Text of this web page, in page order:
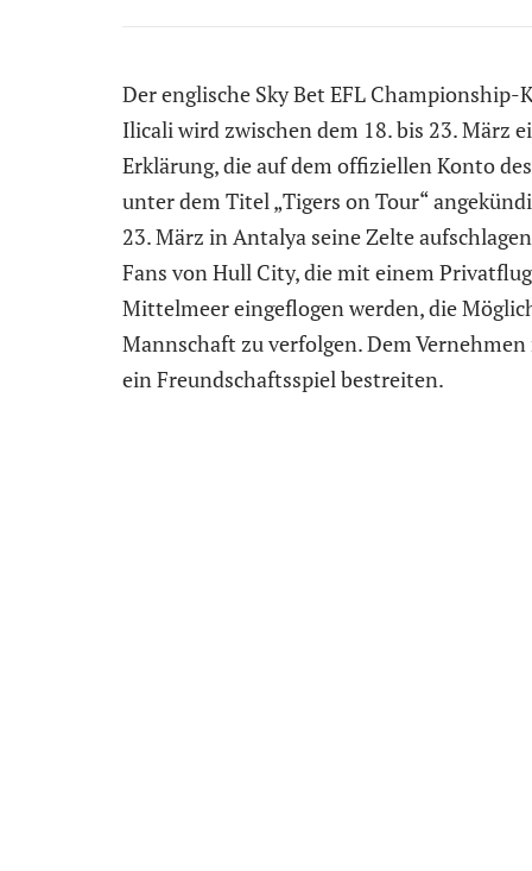
Der englische Sky Bet EFL
Ilicali wird zwischen dem 18. bis 23. März
Erklärung, die auf dem offiziellen Konto
unter dem Titel „Tigers on Tour“
23. März in Antalya seine Zelte
Fans von Hull City, die mit einem
Mittelmeer eingeflogen werden, die
Mannschaft zu verfolgen. Dem
ein Freundschaftsspiel bestreiten.